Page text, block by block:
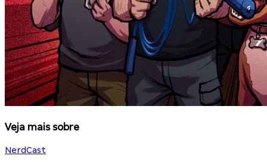
Veja mais sobre
NerdCast